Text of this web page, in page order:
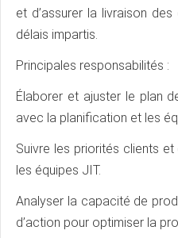
et d’assurer la livraison
délais impartis.
Principales responsabilités :
Élaborer et ajuster le plan
avec la planification et les
Suivre les priorités clients
les équipes JIT.
Analyser la capacité de
d’action pour optimiser la